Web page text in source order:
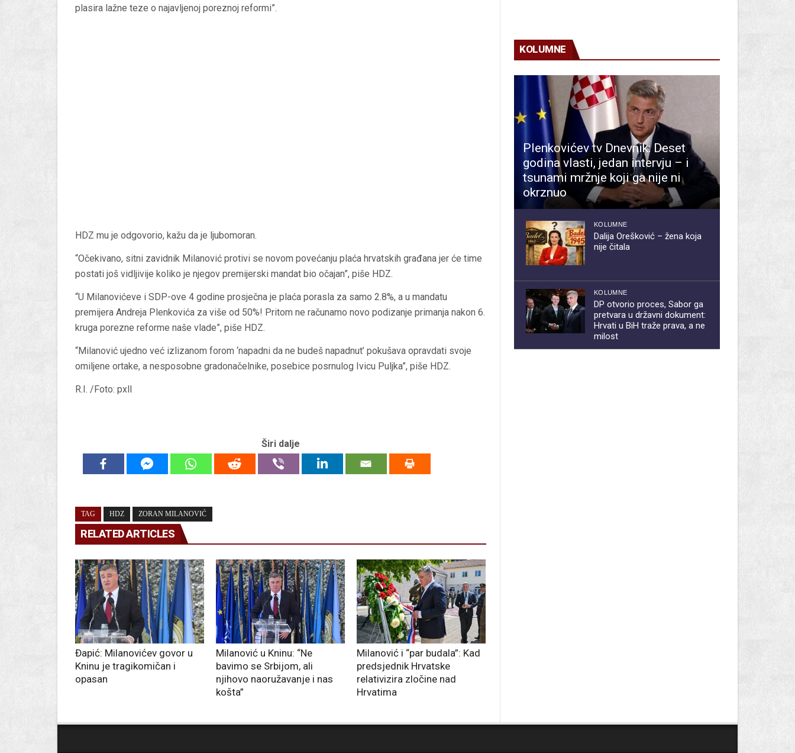
plasira lažne teze o najavljenoj poreznoj reformi”.
HDZ mu je odgovorio, kažu da je ljubomoran.
“Očekivano, sitni zavidnik Milanović protivi se novom povećanju plaća hrvatskih građana jer će time
postati još vidljivije koliko je njegov premijerski mandat bio očajan”, piše HDZ.
“U Milanovićeve i SDP-ove 4 godine prosječna je plaća porasla za samo 2.8%, a u mandatu
premijera Andreja Plenkovića za više od 50%! Pritom ne računamo novo podizanje primanja nakon 6.
kruga porezne reforme naše vlade”, piše HDZ.
“Milanović ujedno već izlizanom forom ‘napadni da ne budeš napadnut’ pokušava opravdati svoje
omiljene ortake, a nesposobne gradonačelnike, posebice posrnulog Ivicu Puljka”, piše HDZ.
R.I. /Foto: pxll
Širi dalje
TAG HDZ ZORAN MILANOVIĆ
RELATED ARTICLES
Đapić: Milanovićev govor u
Kninu je tragikomičan i
opasan
Milanović u Kninu: “Ne
bavimo se Srbijom, ali
njihovo naoružavanje i nas
košta”
Milanović i “par budala”: Kad
predsjednik Hrvatske
relativizira zločine nad
Hrvatima
KOLUMNE
Plenkovićev tv Dnevnik: Deset
godina vlasti, jedan intervju – i
tsunami mržnje koji ga nije ni
okrznuo
KOLUMNE
Dalija Orešković – žena koja
nije čitala
KOLUMNE
DP otvorio proces, Sabor ga
pretvara u državni dokument:
Hrvati u BiH traže prava, a ne
milost